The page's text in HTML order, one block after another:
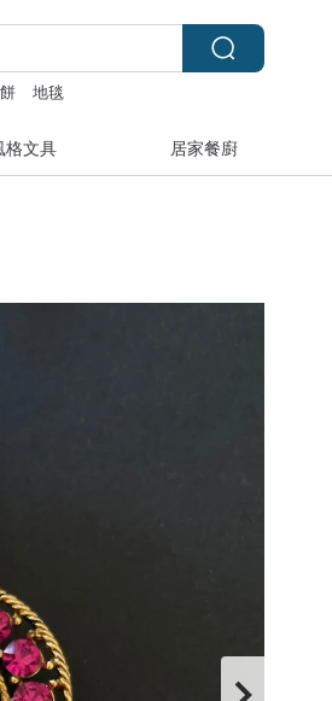
地毯
格文具 居家餐廚